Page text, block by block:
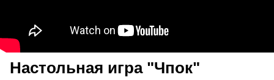
Настольная игра "Чпок"